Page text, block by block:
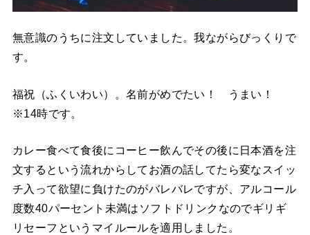
無意識のうちに注文していました。我ながらびっくりで
す。
福祝（ふくいわい）。名前がめでたい！ うまい！
※14時です。
カレー食べて食後にコーヒー飲んでその後に日本酒を注
文するという流れからしてお酒の話してたら変なスイッ
チ入って欲望に負けたのがバレバレですが、アルコール
度数40パーセント未満はソフトドリンクなのでギリギ
リセーフというマイルールを適用しました。